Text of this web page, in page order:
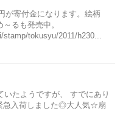
が寄付金になります。絵柄
るも発売中。
tokusyu/2011/h230...
たようですが、 すでにあり
急入荷しました◎大人気☆扇